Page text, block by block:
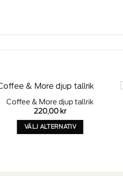
Coffee & More djup tallrik
220,00 kr
VÄLJ ALTERNATIV